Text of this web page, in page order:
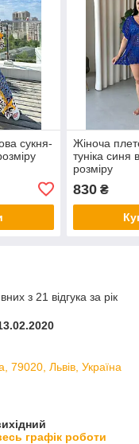
сукня-
Жіноча
туніка синя
розміру
830₴
з 21 відгука за рік
79020, Львів, Україна
графік роботи